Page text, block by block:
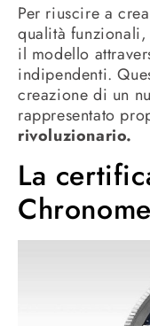
Per riuscire a
qualità
il modello
indipendenti.
creazione di un
rappresentato
rivoluzionario.
La